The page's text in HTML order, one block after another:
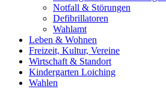
Notfall & Störungen
Defibrillatoren
Wahlamt
Leben & Wohnen
Freizeit, Kultur, Vereine
Wirtschaft & Standort
Kindergarten Loiching
Wahlen